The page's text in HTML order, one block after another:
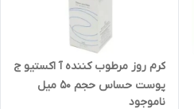
کرم‌ روز مرطوب‌ کننده‌ آ اکستیو ج
پوست حساس‌ حجم 50 میل
ناموجود